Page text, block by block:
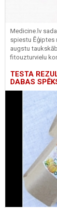
Medicine.lv
spiestu Ēģiptes
augstu
fitouzturvielu
TESTA
DABAS